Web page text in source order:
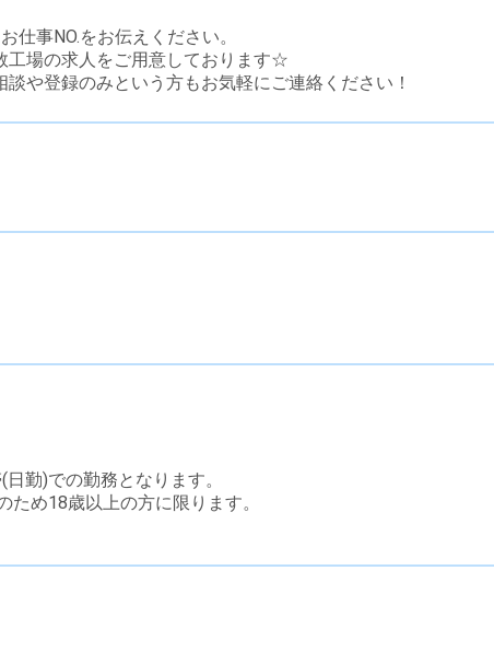
仕事NO.をお伝えください。
場の求人をご用意しております☆
や登録のみという方もお気軽にご連絡ください！
勤)での勤務となります。
ため18歳以上の方に限ります。